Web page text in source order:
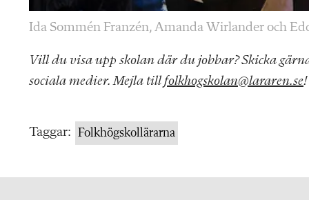
Ida Sommén Franzén, Amanda Wirlander och
Vill du visa upp skolan där du jobbar? Skicka
sociala medier. Mejla till folkhogskolan@lararen.se!
Taggar: Folkhögskollärarna